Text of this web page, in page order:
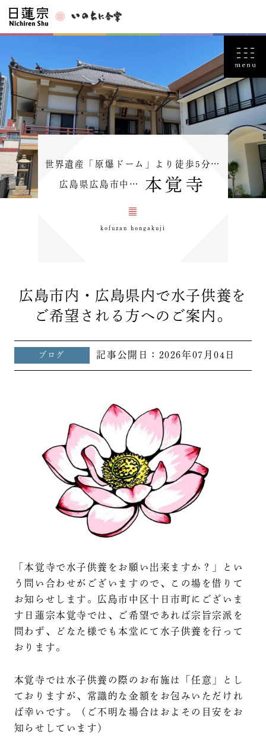
世界遺産「原爆ドーム」より徒歩5分…
広島県広島市中… 本覚寺
kofuzan hongakuji
広島市内・広島県内で水子供養を
ご希望される方へのご案内。
ブログ 記事公開日： 2026年07月04日
「本覚寺で水子供養をお願い出来ますか？」とい
う問い合わせがございますので、この場を借りて
お知らせします。広島市中区十日市町にございま
す日蓮宗本覚寺では、ご希望であれば宗旨宗派を
問わず、どなた様でも本堂にて水子供養を行って
おります。
本覚寺では水子供養の際のお布施は「任意」とし
ておりますが、常識的な金額をお包みいただけれ
ば幸いです。（ご不明な場合はおよその目安をお
知らせしています）